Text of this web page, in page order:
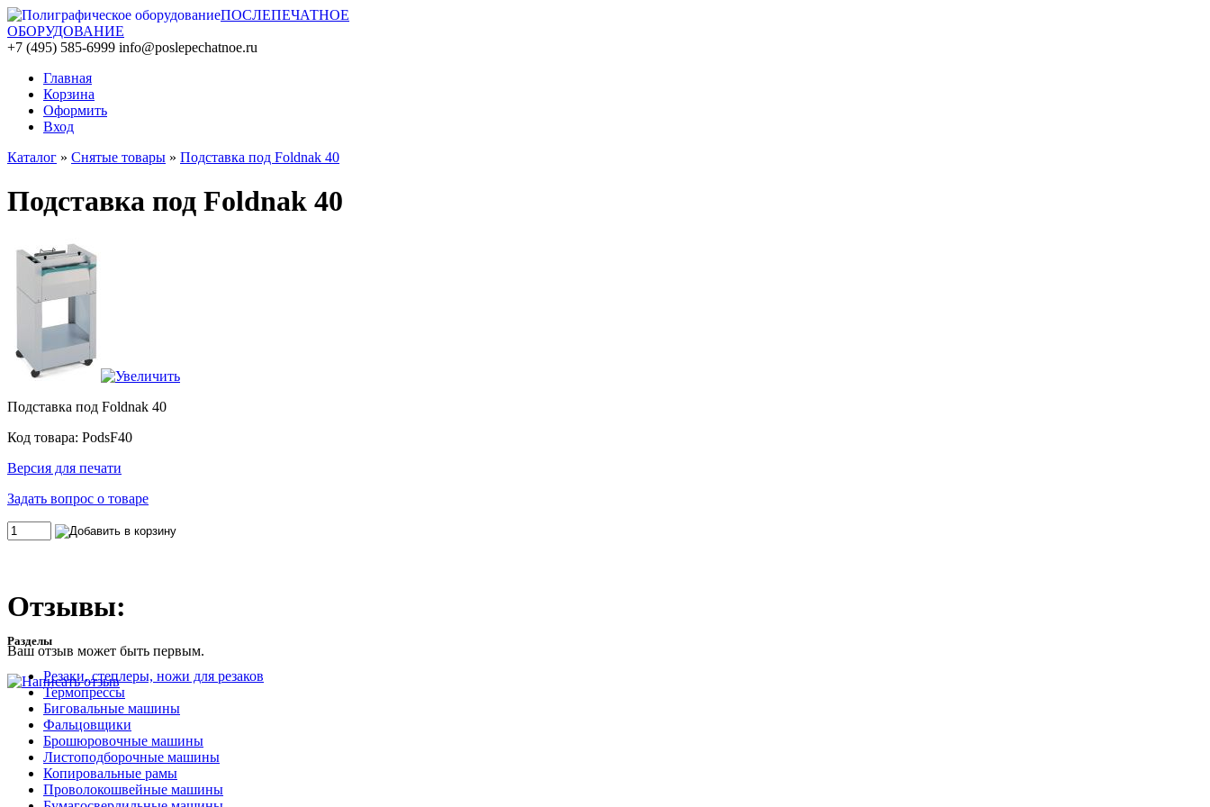
ПОСЛЕПЕЧАТНОЕ
ОБОРУДОВАНИЕ
+7 (495) 585-6999 info@poslepechatnoe.ru
Главная
Корзина
Оформить
Вход
Каталог » Снятые товары » Подставка под Foldnak 40
Подставка под Foldnak 40
Подставка под Foldnak 40
Код товара: PodsF40
Версия для печати
Задать вопрос о товаре
Отзывы:
Ваш отзыв может быть первым.
Разделы
Резаки, степлеры, ножи для резаков
Термопрессы
Биговальные машины
Фальцовщики
Брошюровочные машины
Листоподборочные машины
Копировальные рамы
Проволокошвейные машины